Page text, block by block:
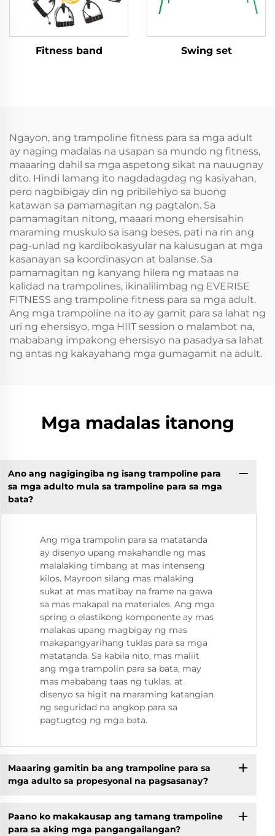
Fitness band Swing set
Ngayon, ang trampoline fitness para sa mga adult
ay naging madalas na usapan sa mundo ng fitness,
maaaring dahil sa mga aspetong sikat na nauugnay
dito. Hindi lamang ito nagdadagdag ng kasiyahan,
pero nagbibigay din ng pribilehiyo sa buong
katawan sa pamamagitan ng pagtalon. Sa
pamamagitan nitong, maaari mong ehersisahin
maraming muskulo sa isang beses, pati na rin ang
pag-unlad ng kardibokasyular na kalusugan at mga
kasanayan sa koordinasyon at balanse. Sa
pamamagitan ng kanyang hilera ng mataas na
kalidad na trampolines, ikinalilimbag ng EVERISE
FITNESS ang trampoline fitness para sa mga adult.
Ang mga trampoline na ito ay gamit para sa lahat ng
uri ng ehersisyo, mga HIIT session o malambot na,
mababang impakong ehersisyo na pasadya sa lahat
ng antas ng kakayahang mga gumagamit na adult.
Mga madalas itanong
Ano ang nagigingiba ng isang trampoline para
sa mga adulto mula sa trampoline para sa mga
bata?
Ang mga trampolin para sa matatanda
ay disenyo upang makahandle ng mas
malalaking timbang at mas intenseng
kilos. Mayroon silang mas malaking
sukat at mas matibay na frame na gawa
sa mas makapal na materiales. Ang mga
spring o elastikong komponente ay mas
malakas upang magbigay ng mas
makapangyarihang tuklas para sa mga
matatanda. Sa kabila nito, mas maliit
ang mga trampolin para sa bata, may
mas mababang taas ng tuklas, at
disenyo sa higit na maraming katangian
ng seguridad na angkop para sa
pagtugtog ng mga bata.
Maaaring gamitin ba ang trampoline para sa
mga adulto sa propesyonal na pagsasanay?
Paano ko makakausap ang tamang trampoline
para sa aking mga pangangailangan?